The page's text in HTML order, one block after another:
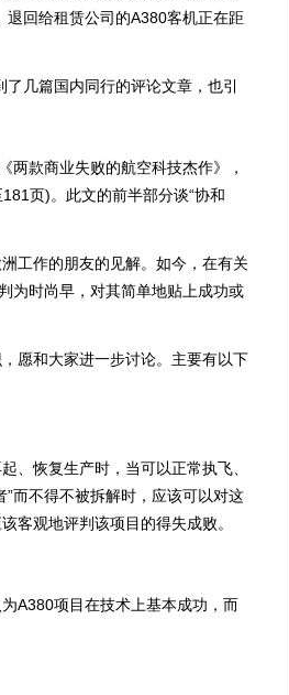
回给租赁公司的A380客机正在距
几篇国内同行的评论文章，也引
款商业失败的航空科技杰作》，
页)。此文的前半部分谈“协和
工作的朋友的见解。如今，在有关
为时尚早，对其简单地贴上成功或
愿和大家进一步讨论。主要有以下
恢复生产时，当可以正常执飞、
而不得不被拆解时，应该可以对这
客观地评判该项目的得失成败。
A380项目在技术上基本成功，而